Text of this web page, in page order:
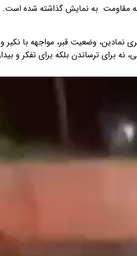
مقاومت به نمایش گذاشته شده است.
وضعیت قبر، مواجهه با نکیر و
برای ترساندن بلکه برای تفکر و